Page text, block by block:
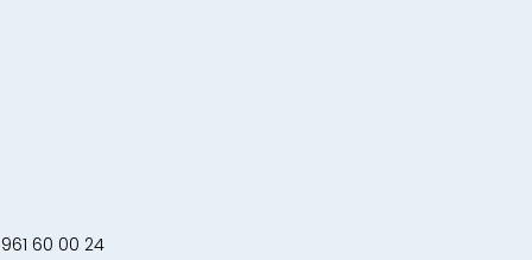
961 60 00 24